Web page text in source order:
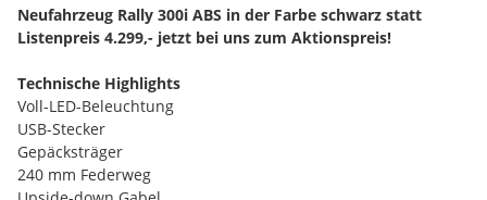
Neufahrzeug Rally 300i ABS in der Farbe schwarz statt
Listenpreis 4.299,- jetzt bei uns zum Aktionspreis!
Technische Highlights
Voll-LED-Beleuchtung
USB-Stecker
Gepäcksträger
240 mm Federweg